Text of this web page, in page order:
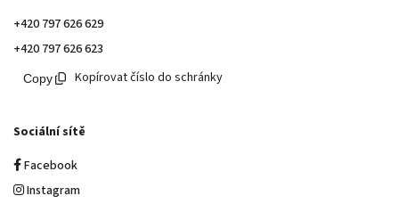
+420 797 626 629
+420 797 626 623
Kopírovat číslo do schránky
Sociální sítě
Facebook
Instagram